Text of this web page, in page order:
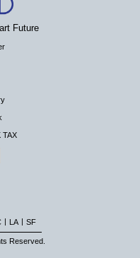
Future
TAX
LA SF
Reserved.